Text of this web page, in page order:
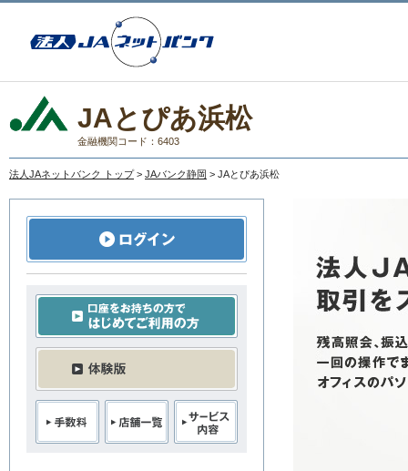
JAとぴあ浜松
金融機関コード：6403
法人JAネットバンク トップ > JAバンク静岡 > JAとぴあ浜松